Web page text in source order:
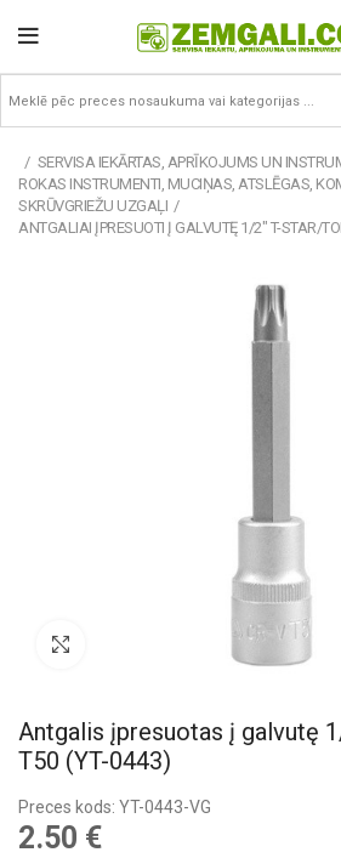
SERVISA IEKĀRTAS, APRĪKOJUMS UN
ROKAS INSTRUMENTI, MUCIŅAS, ATSLĒGAS,
SKRŪVGRIEŽU UZGAĻI
ANTGALIAI ĮPRESUOTI Į GALVUTĘ 1/2" T-STAR/
Antgalis įpresuotas į galvutę
T50 (YT-0443)
Preces kods: YT-0443-VG
2.50 €